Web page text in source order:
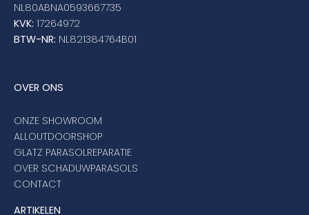
NL80ABNA0593667735
KVK: 17264972
BTW-NR: NL821384764B01
OVER ONS
ONZE SHOWROOM
ALLOUTDOORSHOP
GLATZ PARASOLREPARATIE
OVER SCHADUWPARASOLS
CONTACT
ARTIKELEN